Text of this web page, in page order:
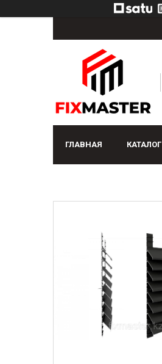
ГЛАВНАЯ КАТАЛОГ